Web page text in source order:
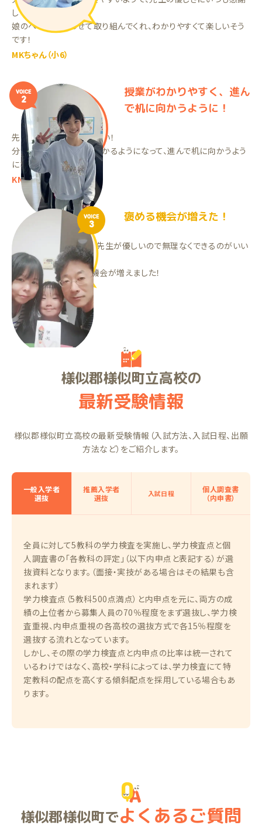
しています。
娘のペースに合わせて取り組んでくれ、わかりやすくて楽しいそう
です！
MKちゃん（小6）
VOICE
2
授業がわかりやすく、進ん
で机に向かうように！
先生の授業が分かりやすい！
分からなかった問題が分かるようになって、進んで机に向かうよう
になった。
KNちゃん（小5）
VOICE
3
褒める機会が増えた！
家でやれるのがいいし、先生が優しいので無理なくできるのがいい
です。
頑張ったことをほめる機会が増えました！
THくん（中1）
様似郡様似町立高校の
最新受験情報
様似郡様似町立高校の最新受験情報（入試方法、入試日程、出願
方法など）をご紹介します。
一般入学者
選抜
推薦入学者
選抜
入試日程
個人調査書
（内申書）
全員に対して5教科の学力検査を実施し、学力検査点と個
人調査書の「各教科の評定」（以下内申点と表記する）が選
抜資料となります。（面接・実技がある場合はその結果も含
まれます）
学力検査点（5教科500点満点）と内申点を元に、両方の成
績の上位者から募集人員の70％程度をまず選抜し、学力検
査重視、内申点重視の各高校の選抜方式で各15％程度を
選抜する流れとなっています。
しかし、その際の学力検査点と内申点の比率は統一されて
いるわけではなく、高校・学科によっては、学力検査にて特
定教科の配点を高くする傾斜配点を採用している場合もあ
ります。
様似郡様似町でよくあるご質問